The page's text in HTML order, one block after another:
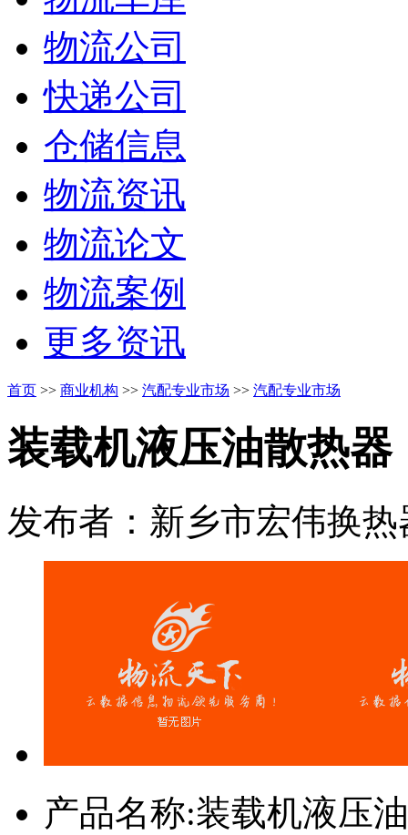
物流公司
快递公司
仓储信息
物流资讯
物流论文
物流案例
更多资讯
首页 >> 商业机构 >> 汽配专业市场 >> 汽配专业市场
装载机液压油散热器
发布者：新乡市宏伟换
产品名称:装载机液压